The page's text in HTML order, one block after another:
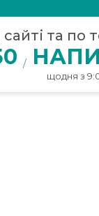
та по
/
щодня з